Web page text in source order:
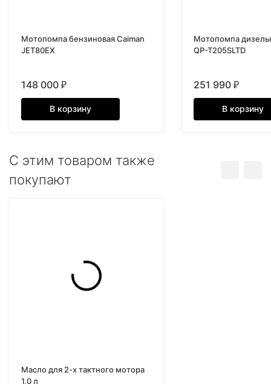
Мотопомпа бензиновая Caiman
JET80EX
148 000 ₽
В корзину
Мотопомпа
QP-T205SLTD
251 990 ₽
В корзину
C этим товаром также
покупают
Масло для 2-х тактного мотора
1,0 л